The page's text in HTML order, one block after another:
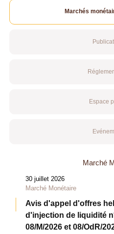
Marchés
Espace
Marché
30 juillet 2026
Marché Monétaire
Avis d'appel d'offres
d'injection de liquidité
08/M/2026 et 08/OdR/